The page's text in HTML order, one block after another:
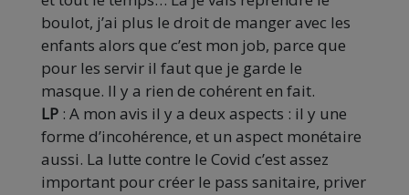
boulot, j’ai plus le droit de manger avec les
enfants alors que c’est mon job, parce que
pour les servir il faut que je garde le
masque. Il y a rien de cohérent en fait.
LP : A mon avis il y a deux aspects : il y une
forme d’incohérence, et un aspect monétaire
aussi. La lutte contre le Covid c’est assez
important pour créer le pass sanitaire, priver